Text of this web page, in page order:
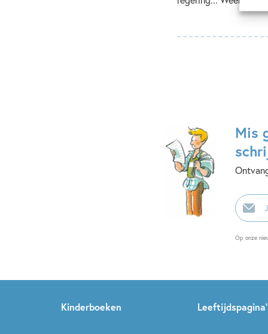
Mis
E-
mailadres
Op onze
Kinderboeken